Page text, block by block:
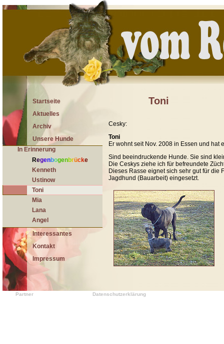
Startseite
Aktuelles
Archiv
Unsere Hunde
In Erinnerung
Regenbogenbrücke
Kenneth
Ustinow
Toni
Mia
Lana
Angel
Interessantes
Kontakt
Impressum
Toni
Cesky:
Toni
Er wohnt seit Nov. 2008 in Essen und
Sind beeindruckende Hunde. Sie sind
Die Ceskys ziehe ich für befreundete
Dieses Rasse eignet sich sehr gut für die
Jagdhund (Bauarbeit) eingesetzt.
Partner Datenschutzerklärung